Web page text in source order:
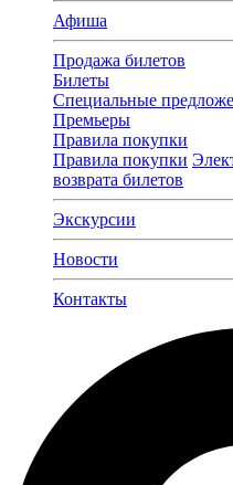
Афиша
Продажа билетов
Билеты
Специальные
Премьеры
Правила покупки
Правила покупки
возврата билетов
Экскурсии
Новости
Контакты